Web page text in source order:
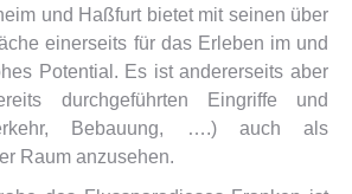
und Haßfurt bietet mit seinen über
einerseits für das Erleben im und
Potential. Es ist andererseits aber
durchgeführten Eingriffe und
Bebauung, ….) auch als
Raum anzusehen.